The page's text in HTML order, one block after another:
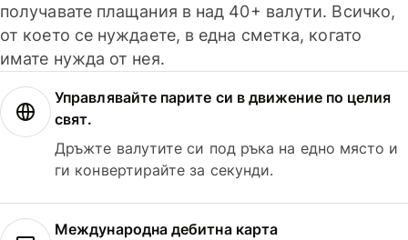
получавате плащания в над 40+ валути. Всичко,
от което се нуждаете, в една сметка, когато
имате нужда от нея.
Управлявайте парите си в движение по целия
свят.
Дръжте валутите си под ръка на едно място и
ги конвертирайте за секунди.
Международна дебитна карта